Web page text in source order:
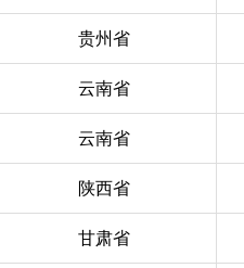
贵州省
云南省
云南省
陕西省
甘肃省